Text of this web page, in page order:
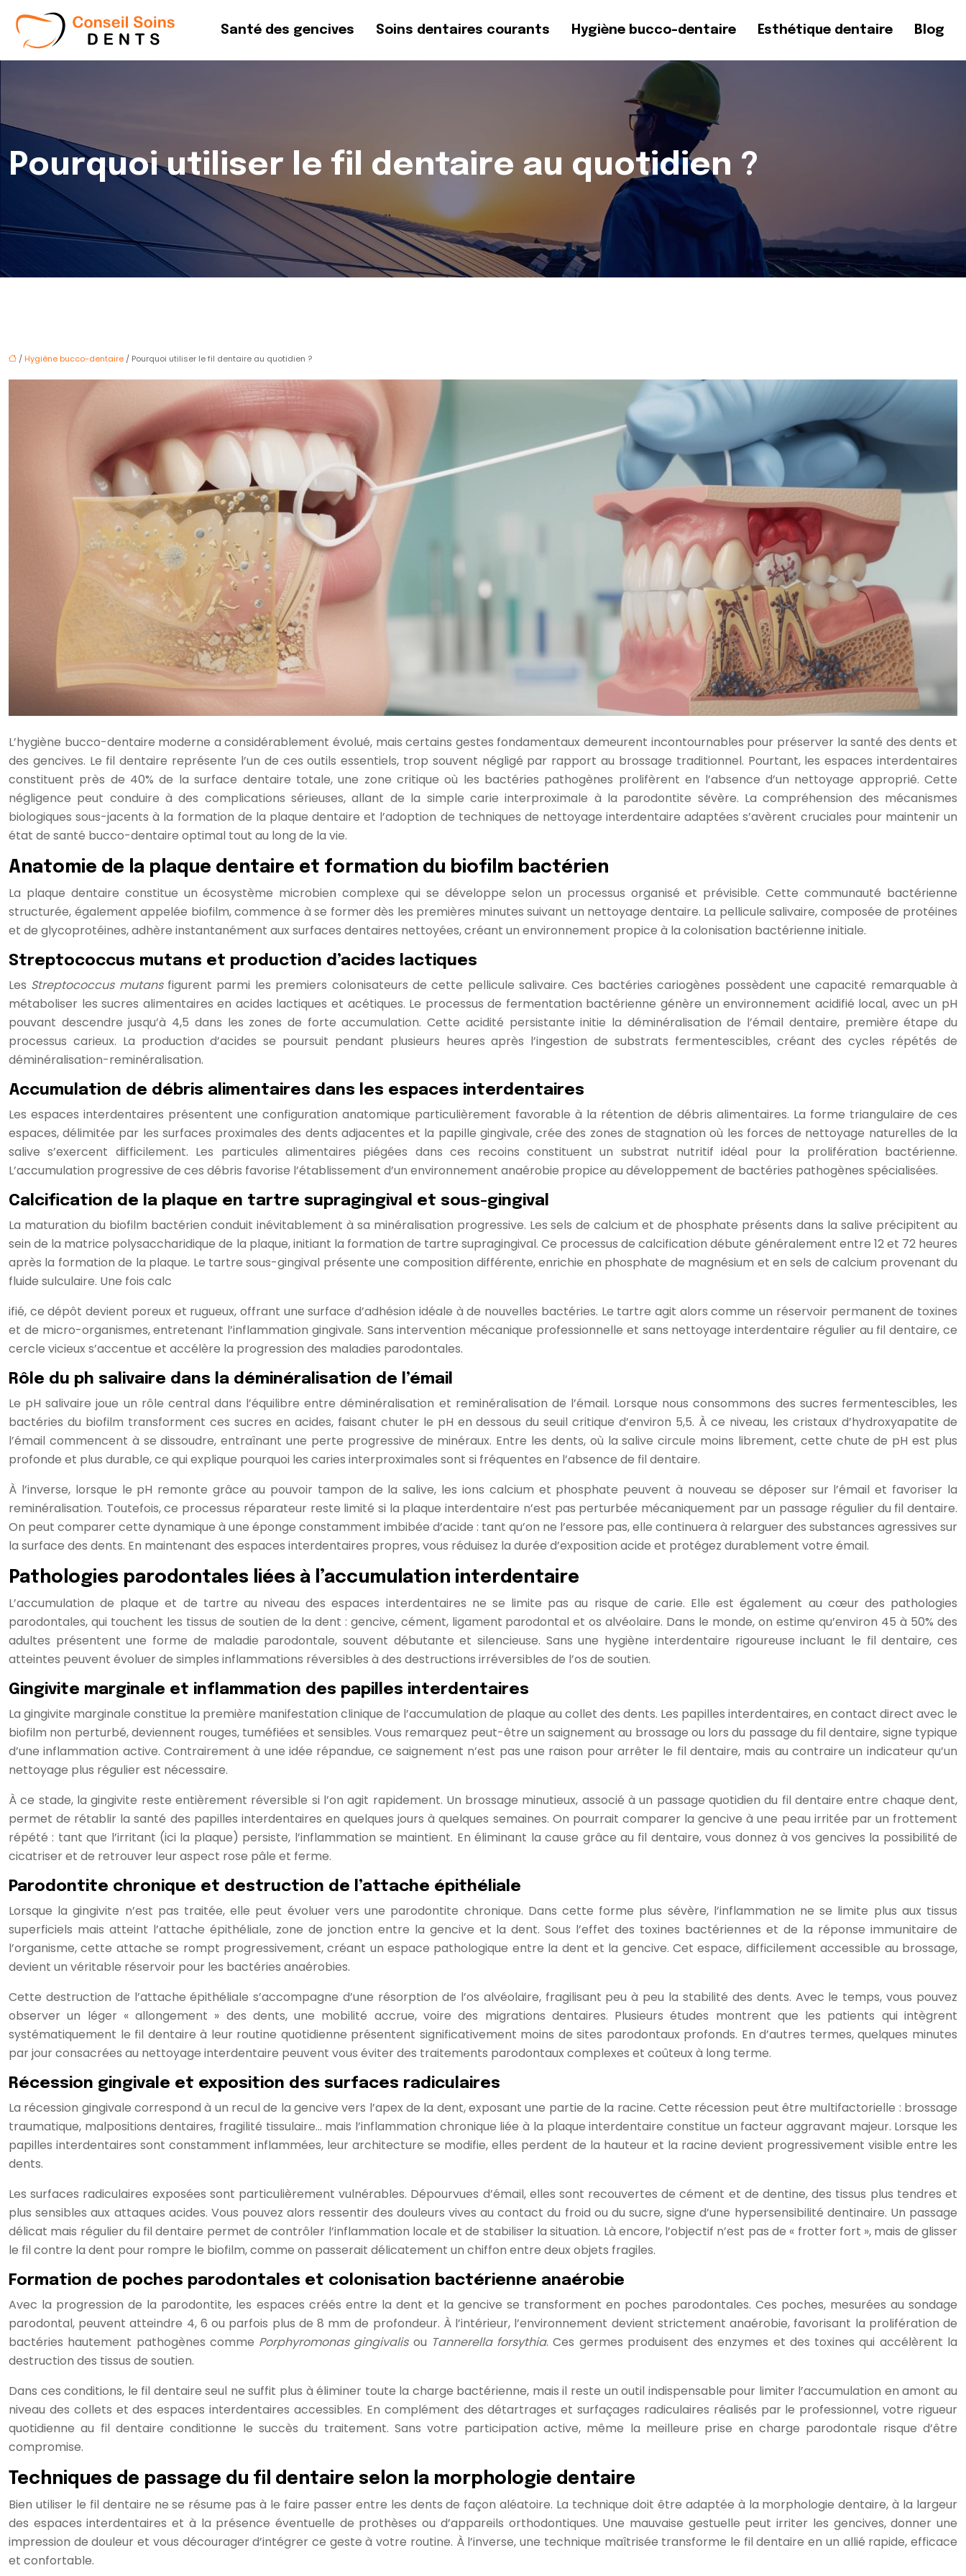
Santé des gencives Soins dentaires courants Hygiène bucco-dentaire Esthétique dentaire Blog
Pourquoi utiliser le fil dentaire au quotidien ?
/ Hygiène bucco-dentaire / Pourquoi utiliser le fil dentaire au quotidien ?
L’hygiène bucco-dentaire moderne a considérablement évolué, mais certains gestes fondamentaux demeurent incontournables pour préserver la santé des dents et
des gencives. Le fil dentaire représente l’un de ces outils essentiels, trop souvent négligé par rapport au brossage traditionnel. Pourtant, les espaces interdentaires
constituent près de 40% de la surface dentaire totale, une zone critique où les bactéries pathogènes prolifèrent en l’absence d’un nettoyage approprié. Cette
négligence peut conduire à des complications sérieuses, allant de la simple carie interproximale à la parodontite sévère. La compréhension des mécanismes
biologiques sous-jacents à la formation de la plaque dentaire et l’adoption de techniques de nettoyage interdentaire adaptées s’avèrent cruciales pour maintenir un
état de santé bucco-dentaire optimal tout au long de la vie.
Anatomie de la plaque dentaire et formation du biofilm bactérien
La plaque dentaire constitue un écosystème microbien complexe qui se développe selon un processus organisé et prévisible. Cette communauté bactérienne
structurée, également appelée biofilm, commence à se former dès les premières minutes suivant un nettoyage dentaire. La pellicule salivaire, composée de protéines
et de glycoprotéines, adhère instantanément aux surfaces dentaires nettoyées, créant un environnement propice à la colonisation bactérienne initiale.
Streptococcus mutans et production d’acides lactiques
Les Streptococcus mutansfigurent parmi les premiers colonisateurs de cette pellicule salivaire. Ces bactéries cariogènes possèdent une capacité remarquable à
métaboliser les sucres alimentaires en acides lactiques et acétiques. Le processus de fermentation bactérienne génère un environnement acidifié local, avec un pH
pouvant descendre jusqu’à 4,5 dans les zones de forte accumulation. Cette acidité persistante initie la déminéralisation de l’émail dentaire, première étape du
processus carieux. La production d’acides se poursuit pendant plusieurs heures après l’ingestion de substrats fermentescibles, créant des cycles répétés de
déminéralisation-reminéralisation.
Accumulation de débris alimentaires dans les espaces interdentaires
Les espaces interdentaires présentent une configuration anatomique particulièrement favorable à la rétention de débris alimentaires. La forme triangulaire de ces
espaces, délimitée par les surfaces proximales des dents adjacentes et la papille gingivale, crée des zones de stagnation où les forces de nettoyage naturelles de la
salive s’exercent difficilement. Les particules alimentaires piégées dans ces recoins constituent un substrat nutritif idéal pour la prolifération bactérienne.
L’accumulation progressive de ces débris favorise l’établissement d’un environnement anaérobie propice au développement de bactéries pathogènes spécialisées.
Calcification de la plaque en tartre supragingival et sous-gingival
La maturation du biofilm bactérien conduit inévitablement à sa minéralisation progressive. Les sels de calcium et de phosphate présents dans la salive précipitent au
sein de la matrice polysaccharidique de la plaque, initiant la formation de tartre supragingival. Ce processus de calcification débute généralement entre 12 et 72 heures
après la formation de la plaque. Le tartre sous-gingival présente une composition différente, enrichie en phosphate de magnésium et en sels de calcium provenant du
fluide sulculaire. Une fois calc
ifié, ce dépôt devient poreux et rugueux, offrant une surface d’adhésion idéale à de nouvelles bactéries. Le tartre agit alors comme un réservoir permanent de toxines
et de micro-organismes, entretenant l’inflammation gingivale. Sans intervention mécanique professionnelle et sans nettoyage interdentaire régulier au fil dentaire, ce
cercle vicieux s’accentue et accélère la progression des maladies parodontales.
Rôle du ph salivaire dans la déminéralisation de l’émail
Le pH salivaire joue un rôle central dans l’équilibre entre déminéralisation et reminéralisation de l’émail. Lorsque nous consommons des sucres fermentescibles, les
bactéries du biofilm transforment ces sucres en acides, faisant chuter le pH en dessous du seuil critique d’environ 5,5. À ce niveau, les cristaux d’hydroxyapatite de
l’émail commencent à se dissoudre, entraînant une perte progressive de minéraux. Entre les dents, où la salive circule moins librement, cette chute de pH est plus
profonde et plus durable, ce qui explique pourquoi les caries interproximales sont si fréquentes en l’absence de fil dentaire.
À l’inverse, lorsque le pH remonte grâce au pouvoir tampon de la salive, les ions calcium et phosphate peuvent à nouveau se déposer sur l’émail et favoriser la
reminéralisation. Toutefois, ce processus réparateur reste limité si la plaque interdentaire n’est pas perturbée mécaniquement par un passage régulier du fil dentaire.
On peut comparer cette dynamique à une éponge constamment imbibée d’acide : tant qu’on ne l’essore pas, elle continuera à relarguer des substances agressives sur
la surface des dents. En maintenant des espaces interdentaires propres, vous réduisez la durée d’exposition acide et protégez durablement votre émail.
Pathologies parodontales liées à l’accumulation interdentaire
L’accumulation de plaque et de tartre au niveau des espaces interdentaires ne se limite pas au risque de carie. Elle est également au cœur des pathologies
parodontales, qui touchent les tissus de soutien de la dent : gencive, cément, ligament parodontal et os alvéolaire. Dans le monde, on estime qu’environ 45 à 50% des
adultes présentent une forme de maladie parodontale, souvent débutante et silencieuse. Sans une hygiène interdentaire rigoureuse incluant le fil dentaire, ces
atteintes peuvent évoluer de simples inflammations réversibles à des destructions irréversibles de l’os de soutien.
Gingivite marginale et inflammation des papilles interdentaires
La gingivite marginale constitue la première manifestation clinique de l’accumulation de plaque au collet des dents. Les papilles interdentaires, en contact direct avec le
biofilm non perturbé, deviennent rouges, tuméfiées et sensibles. Vous remarquez peut-être un saignement au brossage ou lors du passage du fil dentaire, signe typique
d’une inflammation active. Contrairement à une idée répandue, ce saignement n’est pas une raison pour arrêter le fil dentaire, mais au contraire un indicateur qu’un
nettoyage plus régulier est nécessaire.
À ce stade, la gingivite reste entièrement réversible si l’on agit rapidement. Un brossage minutieux, associé à un passage quotidien du fil dentaire entre chaque dent,
permet de rétablir la santé des papilles interdentaires en quelques jours à quelques semaines. On pourrait comparer la gencive à une peau irritée par un frottement
répété : tant que l’irritant (ici la plaque) persiste, l’inflammation se maintient. En éliminant la cause grâce au fil dentaire, vous donnez à vos gencives la possibilité de
cicatriser et de retrouver leur aspect rose pâle et ferme.
Parodontite chronique et destruction de l’attache épithéliale
Lorsque la gingivite n’est pas traitée, elle peut évoluer vers une parodontite chronique. Dans cette forme plus sévère, l’inflammation ne se limite plus aux tissus
superficiels mais atteint l’attache épithéliale, zone de jonction entre la gencive et la dent. Sous l’effet des toxines bactériennes et de la réponse immunitaire de
l’organisme, cette attache se rompt progressivement, créant un espace pathologique entre la dent et la gencive. Cet espace, difficilement accessible au brossage,
devient un véritable réservoir pour les bactéries anaérobies.
Cette destruction de l’attache épithéliale s’accompagne d’une résorption de l’os alvéolaire, fragilisant peu à peu la stabilité des dents. Avec le temps, vous pouvez
observer un léger « allongement » des dents, une mobilité accrue, voire des migrations dentaires. Plusieurs études montrent que les patients qui intègrent
systématiquement le fil dentaire à leur routine quotidienne présentent significativement moins de sites parodontaux profonds. En d’autres termes, quelques minutes
par jour consacrées au nettoyage interdentaire peuvent vous éviter des traitements parodontaux complexes et coûteux à long terme.
Récession gingivale et exposition des surfaces radiculaires
La récession gingivale correspond à un recul de la gencive vers l’apex de la dent, exposant une partie de la racine. Cette récession peut être multifactorielle : brossage
traumatique, malpositions dentaires, fragilité tissulaire… mais l’inflammation chronique liée à la plaque interdentaire constitue un facteur aggravant majeur. Lorsque les
papilles interdentaires sont constamment inflammées, leur architecture se modifie, elles perdent de la hauteur et la racine devient progressivement visible entre les
dents.
Les surfaces radiculaires exposées sont particulièrement vulnérables. Dépourvues d’émail, elles sont recouvertes de cément et de dentine, des tissus plus tendres et
plus sensibles aux attaques acides. Vous pouvez alors ressentir des douleurs vives au contact du froid ou du sucre, signe d’une hypersensibilité dentinaire. Un passage
délicat mais régulier du fil dentaire permet de contrôler l’inflammation locale et de stabiliser la situation. Là encore, l’objectif n’est pas de « frotter fort », mais de glisser
le fil contre la dent pour rompre le biofilm, comme on passerait délicatement un chiffon entre deux objets fragiles.
Formation de poches parodontales et colonisation bactérienne anaérobie
Avec la progression de la parodontite, les espaces créés entre la dent et la gencive se transforment en poches parodontales. Ces poches, mesurées au sondage
parodontal, peuvent atteindre 4, 6 ou parfois plus de 8 mm de profondeur. À l’intérieur, l’environnement devient strictement anaérobie, favorisant la prolifération de
bactéries hautement pathogènes comme Porphyromonas gingivalisou Tannerella forsythia. Ces germes produisent des enzymes et des toxines qui accélèrent la
destruction des tissus de soutien.
Dans ces conditions, le fil dentaire seul ne suffit plus à éliminer toute la charge bactérienne, mais il reste un outil indispensable pour limiter l’accumulation en amont au
niveau des collets et des espaces interdentaires accessibles. En complément des détartrages et surfaçages radiculaires réalisés par le professionnel, votre rigueur
quotidienne au fil dentaire conditionne le succès du traitement. Sans votre participation active, même la meilleure prise en charge parodontale risque d’être
compromise.
Techniques de passage du fil dentaire selon la morphologie dentaire
Bien utiliser le fil dentaire ne se résume pas à le faire passer entre les dents de façon aléatoire. La technique doit être adaptée à la morphologie dentaire, à la largeur
des espaces interdentaires et à la présence éventuelle de prothèses ou d’appareils orthodontiques. Une mauvaise gestuelle peut irriter les gencives, donner une
impression de douleur et vous décourager d’intégrer ce geste à votre routine. À l’inverse, une technique maîtrisée transforme le fil dentaire en un allié rapide, efficace
et confortable.